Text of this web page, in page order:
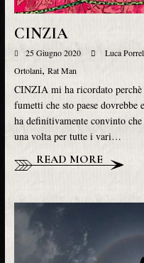
CINZIA
25 Giugno 2020 Luca
Ortolani, Rat Man
CINZIA mi ha ricordato
fumetti che sto paese
ha definitivamente convinto
una volta per tutte i vari…
READ MORE